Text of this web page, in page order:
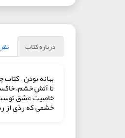
درباره کتاب
بهانه بودن –
خاصیت عشق
خشمی که ردّی از